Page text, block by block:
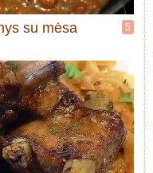
su mėsa 5